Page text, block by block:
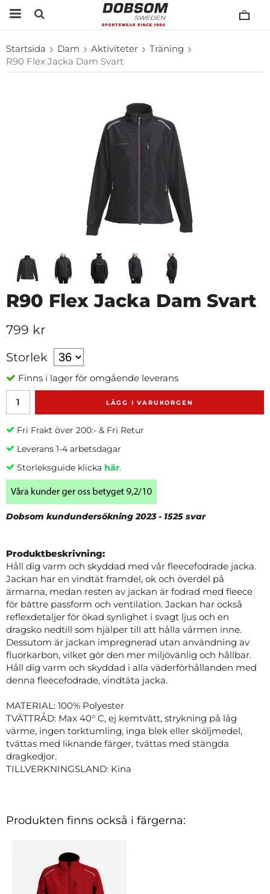
Startsida Dam Aktiviteter
Träning
R90 Flex Jacka Dam Svart
R90 Flex Jacka Dam Svart
799 kr
Storlek
Finns i lager för omgående leverans
LÄGG I VARUKORGEN
Fri Frakt över 200:- & Fri Retur
Leverans 1-4 arbetsdagar
Storleksguide klicka här.
Dobsom kundundersökning 2023 - 1525 svar
Produktbeskrivning:
Håll dig varm och skyddad med vår fleecefodrade jacka.
Jackan har en vindtät framdel, ok och överdel på
ärmarna, medan resten av jackan är fodrad med fleece
för bättre passform och ventilation. Jackan har också
reflexdetaljer för ökad synlighet i svagt ljus och en
dragsko nedtill som hjälper till att hålla värmen inne.
Dessutom är jackan impregnerad utan användning av
fluorkarbon, vilket gör den mer miljövänlig och hållbar.
Håll dig varm och skyddad i alla väderförhållanden med
denna fleecefodrade, vindtäta jacka.
MATERIAL: 100% Polyester
TVÄTTRÅD: Max 40° C, ej kemtvätt, strykning på låg
värme, ingen torktumling, inga blek eller sköljmedel,
tvättas med liknande färger, tvättas med stängda
dragkedjor.
TILLVERKNINGSLAND: Kina
Produkten finns också i färgerna: